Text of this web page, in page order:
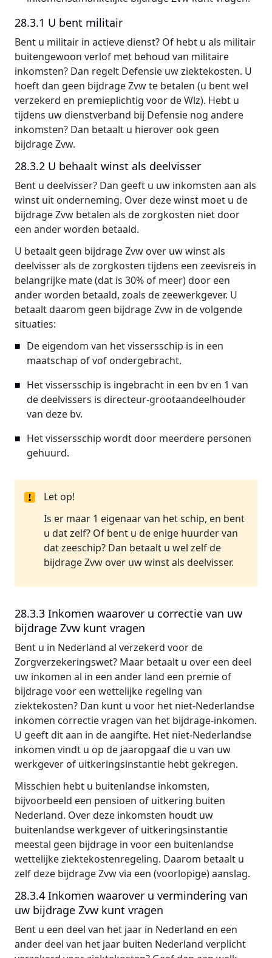
28.3.1 U bent militair
Bent u militair in actieve dienst? Of hebt u als militair
buitengewoon verlof met behoud van militaire
inkomsten? Dan regelt Defensie uw ziektekosten. U
hoeft dan geen bijdrage Zvw te betalen (u bent wel
verzekerd en premieplichtig voor de Wlz). Hebt u
tijdens uw dienstverband bij Defensie nog andere
inkomsten? Dan betaalt u hierover ook geen
bijdrage Zvw.
28.3.2 U behaalt winst als deelvisser
Bent u deelvisser? Dan geeft u uw inkomsten aan als
winst uit onderneming. Over deze winst moet u de
bijdrage Zvw betalen als de zorgkosten niet door
een ander worden betaald.
U betaalt geen bijdrage Zvw over uw winst als
deelvisser als de zorgkosten tijdens een zeevisreis in
belangrijke mate (dat is 30% of meer) door een
ander worden betaald, zoals de zeewerkgever. U
betaalt daarom geen bijdrage Zvw in de volgende
situaties:
De eigendom van het vissersschip is in een
maatschap of vof ondergebracht.
Het vissersschip is ingebracht in een bv en 1 van
de deelvissers is directeur-grootaandeelhouder
van deze bv.
Het vissersschip wordt door meerdere personen
gehuurd.
Let op!
Is er maar 1 eigenaar van het schip, en bent
u dat zelf? Of bent u de enige huurder van
dat zeeschip? Dan betaalt u wel zelf de
bijdrage Zvw over uw winst als deelvisser.
28.3.3 Inkomen waarover u correctie van uw
bijdrage Zvw kunt vragen
Bent u in Nederland al verzekerd voor de
Zorgverzekeringswet? Maar betaalt u over een deel
uw inkomen al in een ander land een premie of
bijdrage voor een wettelijke regeling van
ziektekosten? Dan kunt u voor het niet-Nederlandse
inkomen correctie vragen van het bijdrage-inkomen.
U geeft dit aan in de aangifte. Het niet-Nederlandse
inkomen vindt u op de jaaropgaaf die u van uw
werkgever of uitkeringsinstantie hebt gekregen.
Misschien hebt u buitenlandse inkomsten,
bijvoorbeeld een pensioen of uitkering buiten
Nederland. Over deze inkomsten houdt uw
buitenlandse werkgever of uitkeringsinstantie
meestal geen bijdrage in voor een buitenlandse
wettelijke ziektekostenregeling. Daarom betaalt u
zelf deze bijdrage Zvw via een (voorlopige) aanslag.
28.3.4 Inkomen waarover u vermindering van
uw bijdrage Zvw kunt vragen
Bent u een deel van het jaar in Nederland en een
ander deel van het jaar buiten Nederland verplicht